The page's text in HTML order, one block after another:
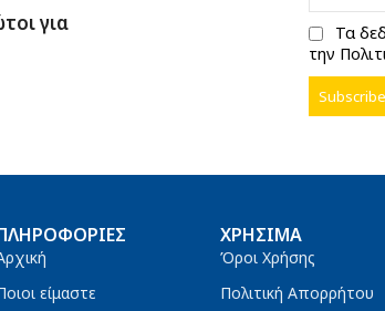
για
Τα
την
είμαστε
ΧΡΉΣΙΜΑ
Όροι Χρήσης
Πολιτική Απορρήτου